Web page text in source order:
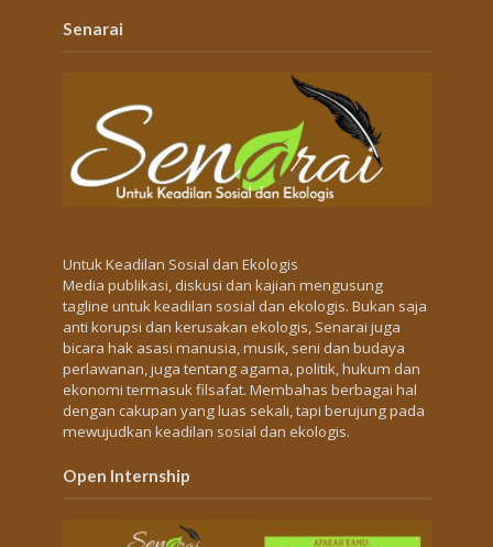
Senarai
Untuk Keadilan Sosial dan Ekologis
Media publikasi, diskusi dan kajian mengusung
tagline untuk keadilan sosial dan ekologis. Bukan saja
anti korupsi dan kerusakan ekologis, Senarai juga
bicara hak asasi manusia, musik, seni dan budaya
perlawanan, juga tentang agama, politik, hukum dan
ekonomi termasuk filsafat. Membahas berbagai hal
dengan cakupan yang luas sekali, tapi berujung pada
mewujudkan keadilan sosial dan ekologis.
Open Internship